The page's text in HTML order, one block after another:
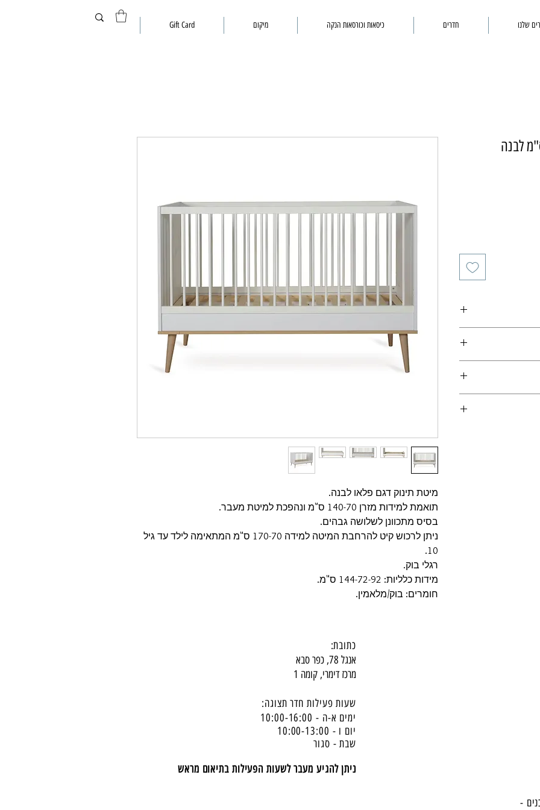
שלנו חדרים כיסאות וכורסאות הנקה מיקום Gift Card
מיטת תינוק דגם פלאו לבנה.
תואמת למידות מזרן 140-70 ס"מ ונהפכת למיטת מעבר.
בסיס מתכוונן לשלושה גבהים.
ניתן לרכוש קיט להרחבת המיטה למידה 170-70 ס"מ המתאימה לילד עד גיל
10.
רגלי בוק.
מידות כלליות: 144-72-92 ס"מ.
חומרים: בוק/מלאמין.
ולכן לא יחושב
במלאי
מול החנות
כתובת:
אנגל 78, כפר סבא
מרכז דימרי, קומה 1
שעות פעילות חדר תצוגה:
ימים א-ה - 10:00-16: 00
יום ו - 10:00-13:00
שבת - סגור
ניתן להגיע מעבר לשעות הפעילות בתיאום מראש
-